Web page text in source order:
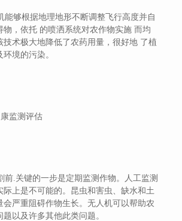
能够根据地理地形不断调整飞行高度并自
物，依托 的喷洒系统对农作物实施 而均
技术极大地降低了农药用量，很好地 了植
境的污染。
监测评估
前.关键的一步是定期监测作物。人工监测
际上是不可能的。昆虫和害虫、缺水和土
会严重阻碍作物生长。无人机可以帮助农
以及许多其他此类问题。